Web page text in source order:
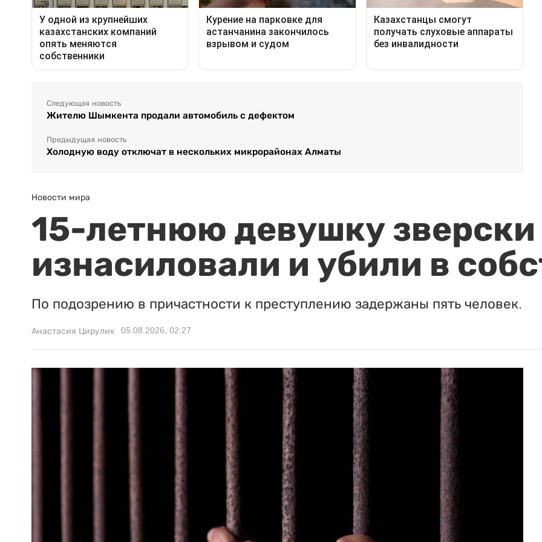
Следующая новость
Жителю Шымкента продали автомобиль с дефектом
Предыдущая новость
Холодную воду отключат в нескольких микрорайонах Алматы
Новости мира
15-летнюю девушку зверски
изнасиловали и убили в
По подозрению в причастности к преступлению задержаны пять человек.
Анастасия Цирулик 05.08.2026, 02:27